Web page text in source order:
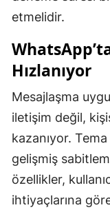
etmelidir.
Hızlanıyor
Mesajlaşma
iletişim değil,
kazanıyor.
gelişmiş
özellikler,
ihtiyaçlarına